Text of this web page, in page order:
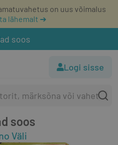
on uus võimalus
lähemalt ➔
soos
Logi sisse
soos
Väli